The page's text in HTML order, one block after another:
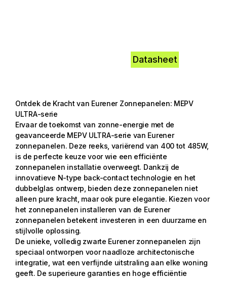
Datasheet
Ontdek de Kracht van Eurener Zonnepanelen: MEPV
ULTRA-serie
Ervaar de toekomst van zonne-energie met de
geavanceerde MEPV ULTRA-serie van Eurener
zonnepanelen. Deze reeks, variërend van 400 tot 485W,
is de perfecte keuze voor wie een efficiënte
zonnepanelen installatie overweegt. Dankzij de
innovatieve N-type back-contact technologie en het
dubbelglas ontwerp, bieden deze zonnepanelen niet
alleen pure kracht, maar ook pure elegantie. Kiezen voor
het zonnepanelen installeren van de Eurener
zonnepanelen betekent investeren in een duurzame en
stijlvolle oplossing.
De unieke, volledig zwarte Eurener zonnepanelen zijn
speciaal ontworpen voor naadloze architectonische
integratie, wat een verfijnde uitstraling aan elke woning
geeft. De superieure garanties en hoge efficiëntie